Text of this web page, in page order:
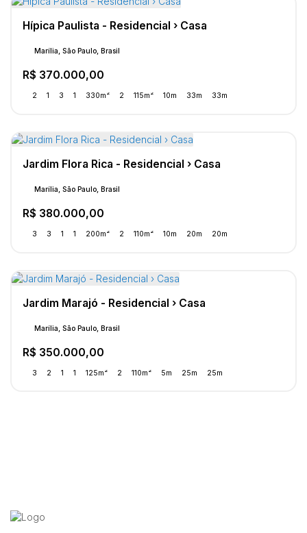
Hípica Paulista - Residencial › Casa
R$ 370.000,00
Marília, São Paulo, Brasil
2 1 3 1 330m² 2 115m² 10m 33m 33m
Jardim Flora Rica - Residencial › Casa
R$ 380.000,00
Marília, São Paulo, Brasil
3 3 1 1 200m² 2 110m² 10m 20m 20m
Jardim Marajó - Residencial › Casa
R$ 350.000,00
Marília, São Paulo, Brasil
3 2 1 1 125m² 2 110m² 5m 25m 25m